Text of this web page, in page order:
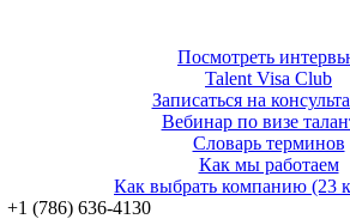
Посмотреть
Talent Visa Club
Записаться на
Вебинар по визе
Словарь терминов
Как мы работаем
Как выбрать компанию (23
‪+1 (786) 636‑4130‬